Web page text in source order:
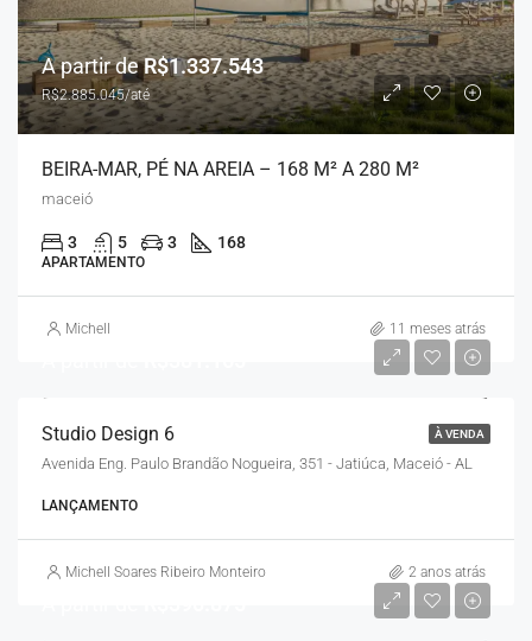
A partir deR$1.337.543
R$2.885.045/até
BEIRA-MAR, PÉ NA AREIA – 168 M² A 280 M²
maceió
3 5 3 168
APARTAMENTO
Michell 11 meses atrás
À VENDA
Studio Design 6
Avenida Eng. Paulo Brandão Nogueira, 351 - Jatiúca, Maceió - AL
LANÇAMENTO
Michell Soares Ribeiro Monteiro 2 anos atrás